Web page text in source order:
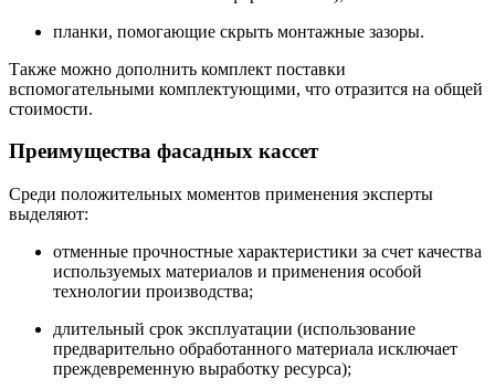
планки, помогающие скрыть монтажные зазоры.
Также можно дополнить комплект поставки
вспомогательными комплектующими, что отразится на общей
стоимости.
Преимущества фасадных кассет
Среди положительных моментов применения эксперты
выделяют:
отменные прочностные характеристики за счет качества
используемых материалов и применения особой
технологии производства;
длительный срок эксплуатации (использование
предварительно обработанного материала исключает
преждевременную выработку ресурса);